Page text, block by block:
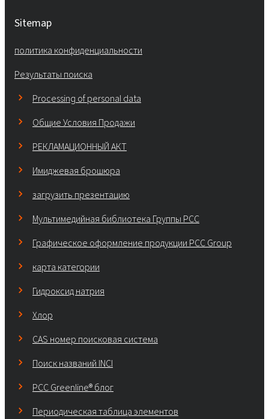
Sitemap
политика конфиденциальности
Результаты поиска
Processing of personal data
Общие Условия Продажи
РЕКЛАМАЦИОННЫЙ АКТ
Имиджевая брошюра
загрузить презентацию
Мультимедийная библиотека Группы РСС
Графическое оформление продукции PCC Group
карта категории
Гидроксид натрия
Хлор
CAS номер поисковая система
Поиск названий INCI
PCC Greenline® блог
Периодическая таблица элементов